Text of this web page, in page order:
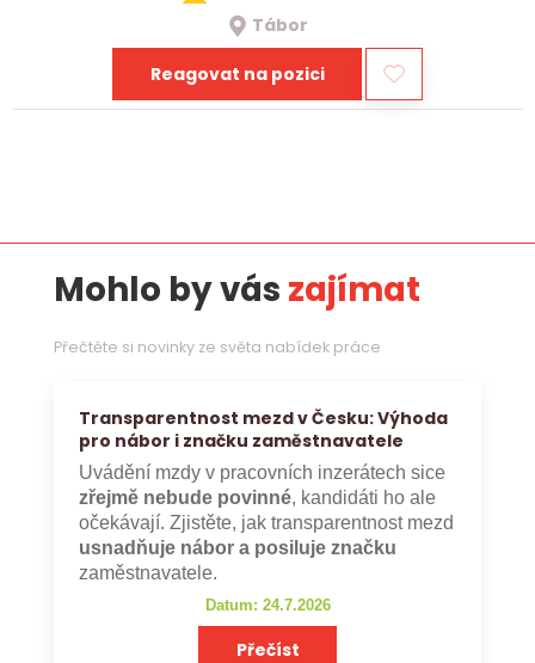
Tábor
Reagovat na pozici
Mohlo by vás zajímat
Přečtěte si novinky ze světa nabídek práce
Transparentnost mezd v Česku: Výhoda
pro nábor i značku zaměstnavatele
Uvádění mzdy v pracovních inzerátech sice
zřejmě nebude povinné, kandidáti ho ale
očekávají. Zjistěte, jak transparentnost mezd
usnadňuje nábor a posiluje značku
zaměstnavatele.
Datum: 24.7.2026
Přečíst